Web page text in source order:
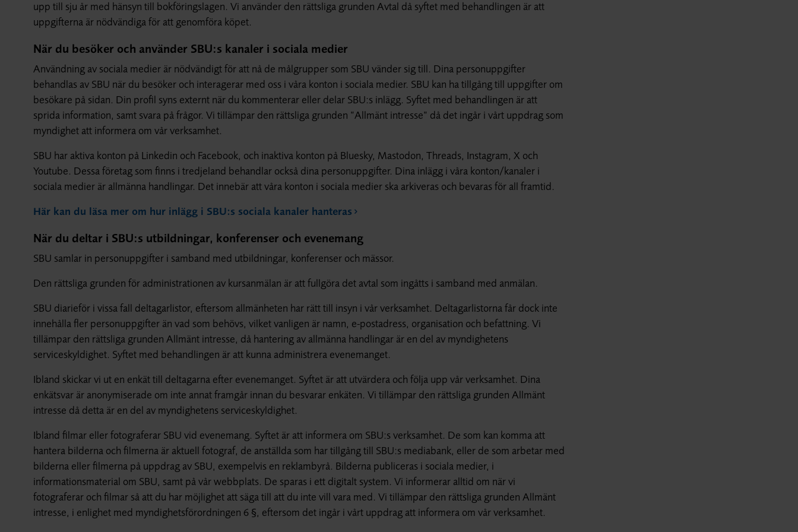
upp till sju år med hänsyn till bokföringslagen. Vi använder den rättsliga grunden Avtal då syftet med behandlingen är att
uppgifterna är nödvändiga för att genomföra köpet.
När du besöker och använder SBU:s kanaler i sociala medier
Användning av sociala medier är nödvändigt för att nå de målgrupper som SBU vänder sig till. Dina personuppgifter
behandlas av SBU när du besöker och interagerar med oss i våra konton i sociala medier. SBU kan ha tillgång till uppgifter om
besökare på sidan. Din profil syns externt när du kommenterar eller delar SBU:s inlägg. Syftet med behandlingen är att
sprida information, samt svara på frågor. Vi tillämpar den rättsliga grunden ”Allmänt intresse” då det ingår i vårt uppdrag som
myndighet att informera om vår verksamhet.
SBU har aktiva konton på Linkedin och Facebook, och inaktiva konton på Bluesky, Mastodon, Threads, Instagram, X och
Youtube. Dessa företag som finns i tredjeland behandlar också dina personuppgifter. Dina inlägg i våra konton/kanaler i
sociala medier är allmänna handlingar. Det innebär att våra konton i sociala medier ska arkiveras och bevaras för all framtid.
Här kan du läsa mer om hur inlägg i SBU:s sociala kanaler hanteras
När du deltar i SBU:s utbildningar, konferenser och evenemang
SBU samlar in personuppgifter i samband med utbildningar, konferenser och mässor.
Den rättsliga grunden för administrationen av kursanmälan är att fullgöra det avtal som ingåtts i samband med anmälan.
SBU diarieför i vissa fall deltagarlistor, eftersom allmänheten har rätt till insyn i vår verksamhet. Deltagarlistorna får dock inte
innehålla fler personuppgifter än vad som behövs, vilket vanligen är namn, e-postadress, organisation och befattning. Vi
tillämpar den rättsliga grunden Allmänt intresse, då hantering av allmänna handlingar är en del av myndighetens
serviceskyldighet. Syftet med behandlingen är att kunna administrera evenemanget.
Ibland skickar vi ut en enkät till deltagarna efter evenemanget. Syftet är att utvärdera och följa upp vår verksamhet. Dina
enkätsvar är anonymiserade om inte annat framgår innan du besvarar enkäten. Vi tillämpar den rättsliga grunden Allmänt
intresse då detta är en del av myndighetens serviceskyldighet.
Ibland filmar eller fotograferar SBU vid evenemang. Syftet är att informera om SBU:s verksamhet. De som kan komma att
hantera bilderna och filmerna är aktuell fotograf, de anställda som har tillgång till SBU:s mediabank, eller de som arbetar med
bilderna eller filmerna på uppdrag av SBU, exempelvis en reklambyrå. Bilderna publiceras i sociala medier, i
informationsmaterial om SBU, samt på vår webbplats. De sparas i ett digitalt system. Vi informerar alltid om när vi
fotograferar och filmar så att du har möjlighet att säga till att du inte vill vara med. Vi tillämpar den rättsliga grunden Allmänt
intresse, i enlighet med myndighetsförordningen 6 §, eftersom det ingår i vårt uppdrag att informera om vår verksamhet.